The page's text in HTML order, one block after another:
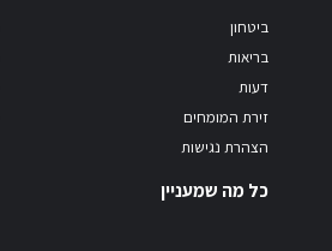
ביטחון
בריאות
דעות
זירת המומחים
הצהרת נגישות
כל מה שמעניין